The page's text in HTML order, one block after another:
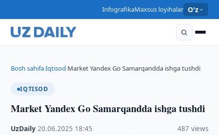
InfografikaMaxsus loyihalar O'z
Bosh sahifa›Iqtisod›Market Yandex Go Samarqandda ishga tushdi
IQTISOD
Market Yandex Go Samarqandda ishga tushdi
UzDaily ·20.06.2025 18:45 487 views